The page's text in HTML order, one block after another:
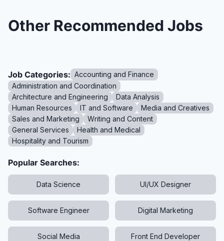
Other Recommended Jobs
Job Categories: Accounting and Finance
Administration and Coordination
Architecture and Engineering
Data Analysis
Human Resources
IT and Software
Media and Creatives
Sales and Marketing
Writing and Content
General Services
Health and Medical
Hospitality and Tourism
Popular Searches:
Data Science UI/UX Designer
Software Engineer Digital Marketing
Social Media Front End Developer